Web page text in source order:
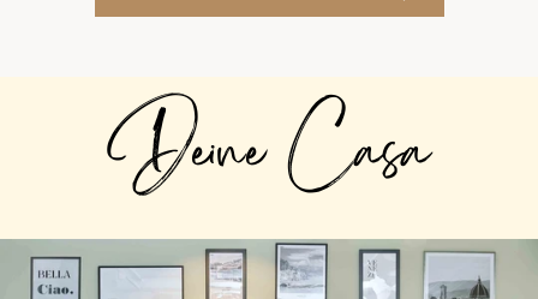
Deine Casa